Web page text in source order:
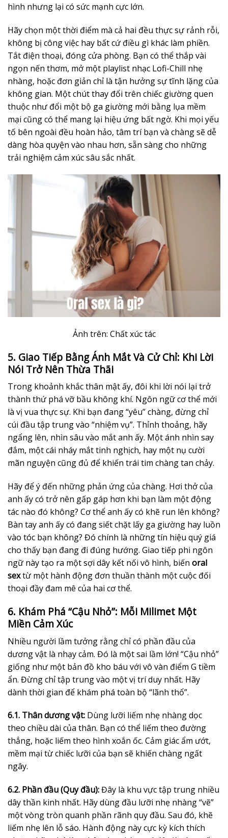
hình nhưng lại có sức mạnh cực lớn.
Hãy chọn một thời điểm mà cả hai đều thực sự rảnh rỗi,
không bị công việc hay bất cứ điều gì khác làm phiền.
Tắt điện thoại, đóng cửa phòng. Bạn có thể thắp vài
ngọn nến thơm, mở một playlist nhạc Lofi-Chill nhẹ
nhàng, hoặc đơn giản chỉ là tận hưởng sự tĩnh lặng của
không gian. Một chút thay đổi trên chiếc giường quen
thuộc như đổi một bộ ga giường mới bằng lụa mềm
mại cũng có thể mang lại hiệu ứng bất ngờ. Khi mọi yếu
tố bên ngoài đều hoàn hảo, tâm trí bạn và chàng sẽ dễ
dàng hòa quyện vào nhau hơn, sẵn sàng cho những
trải nghiệm cảm xúc sâu sắc nhất.
Ảnh trên: Chất xúc tác
5. Giao Tiếp Bằng Ánh Mắt Và Cử Chỉ: Khi Lời
Nói Trở Nên Thừa Thãi
Trong khoảnh khắc thân mật ấy, đôi khi lời nói lại trở
thành thứ phá vỡ bầu không khí. Ngôn ngữ cơ thể mới
là vị vua thực sự. Khi bạn đang “yêu” chàng, đừng chỉ
cúi đầu tập trung vào “nhiệm vụ”. Thỉnh thoảng, hãy
ngẩng lên, nhìn sâu vào mắt anh ấy. Một ánh nhìn say
đắm, một cái nháy mắt tinh nghịch, hay một nụ cười
mãn nguyện cũng đủ để khiến trái tim chàng tan chảy.
Hãy để ý đến những phản ứng của chàng. Hơi thở của
anh ấy có trở nên gấp gáp hơn khi bạn làm một động
tác nào đó không? Cơ thể anh ấy có khẽ run lên không?
Bàn tay anh ấy có đang siết chặt lấy ga giường hay luồn
vào tóc bạn không? Đó chính là những tín hiệu quý giá
cho thấy bạn đang đi đúng hướng. Giao tiếp phi ngôn
ngữ này tạo ra một sợi dây kết nối vô hình, biến oral
sextừ một hành động đơn thuần thành một cuộc đối
thoại đầy đam mê của hai cơ thể.
6. Khám Phá “Cậu Nhỏ”: Mỗi Milimet Một
Miền Cảm Xúc
Nhiều người lầm tưởng rằng chỉ có phần đầu của
dương vật là nhạy cảm. Đó là một sai lầm lớn! “Cậu nhỏ”
giống như một bản đồ kho báu với vô vàn điểm G tiềm
ẩn. Đừng chỉ tập trung vào một vị trí duy nhất. Hãy
dành thời gian để khám phá toàn bộ “lãnh thổ”.
6.1. Thân dương vật: Dùng lưỡi liếm nhẹ nhàng dọc
theo chiều dài của thân. Bạn có thể liếm theo đường
thẳng, hoặc liếm theo hình xoắn ốc. Cảm giác ẩm ướt,
mềm mại từ chiếc lưỡi của bạn sẽ khiến chàng ngất
ngây.
6.2. Phần đầu (Quy đầu):Đây là khu vực tập trung nhiều
dây thần kinh nhất. Hãy dùng đầu lưỡi nhẹ nhàng “vẽ”
một vòng tròn quanh phần rãnh quy đầu. Sau đó, khẽ
liếm nhẹ lên lỗ sáo. Hành động này cực kỳ kích thích